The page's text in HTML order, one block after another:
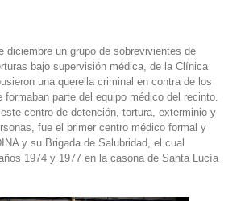
diciembre un grupo de sobrevivientes de
bajo supervisión médica, de la Clínica
una querella criminal en contra de los
parte del equipo médico del recinto.
centro de detención, tortura, exterminio y
fue el primer centro médico formal y
y su Brigada de Salubridad, el cual
1974 y 1977 en la casona de Santa Lucía